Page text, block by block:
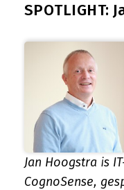
SPOTLIGHT:
Jan Hoogstra is
CognoSense,